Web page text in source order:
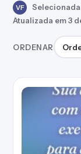
VF
Atualizada em 3
ORDENAR